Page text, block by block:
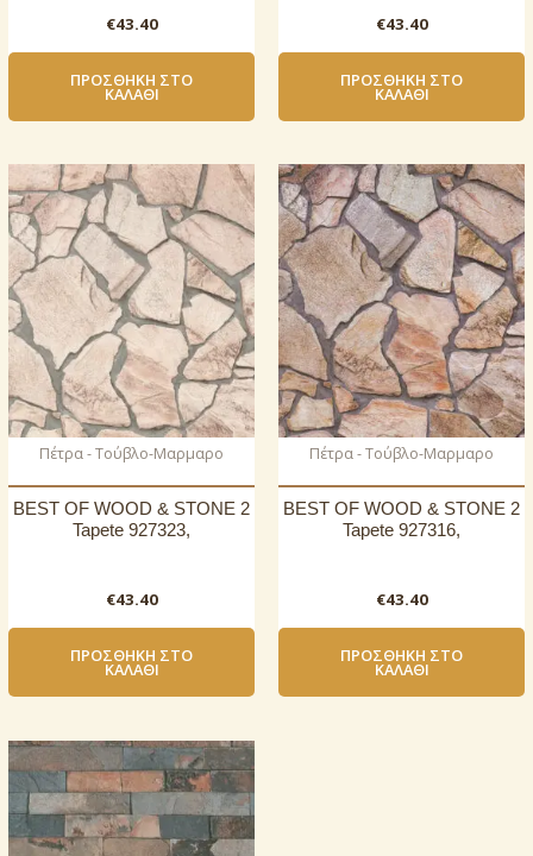
€43.40
ΠΡΟΣΘΉΚΗ ΣΤΟ
ΚΑΛΆΘΙ
€43.40
ΠΡΟΣΘΉΚΗ ΣΤΟ
ΚΑΛΆΘΙ
Πέτρα - Τούβλο-Μαρμαρο
BEST OF WOOD & STONE 2
Tapete 927323,
€43.40
ΠΡΟΣΘΉΚΗ ΣΤΟ
ΚΑΛΆΘΙ
Πέτρα - Τούβλο-Μαρμαρο
BEST OF WOOD & STONE 2
Tapete 927316,
€43.40
ΠΡΟΣΘΉΚΗ ΣΤΟ
ΚΑΛΆΘΙ